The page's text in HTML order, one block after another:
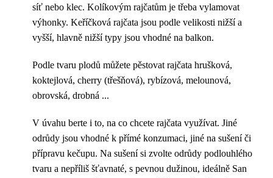
síť nebo klec. Kolíkovým rajčatům je třeba vylamovat
výhonky. Keříčková rajčata jsou podle velikosti nižší a
vyšší, hlavně nižší typy jsou vhodné na balkon.
Podle tvaru plodů můžete pěstovat rajčata hrušková,
koktejlová, cherry (třešňová), rybízová, melounová,
obrovská, drobná ...
V úvahu berte i to, na co chcete rajčata využívat. Jiné
odrůdy jsou vhodné k přímé konzumaci, jiné na sušení či
přípravu kečupu. Na sušení si zvolte odrůdy podlouhlého
tvaru a nepříliš šťavnaté, s pevnou dužinou, ideálně San